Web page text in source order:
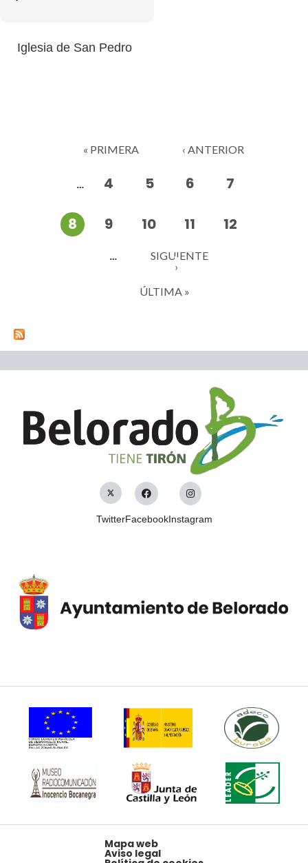
Iglesia de San Pedro
« PRIMERA ‹ ANTERIOR
… 4 5 6 7
8 9 10 11 12
…
SIGUIENTE
›
ÚLTIMA »
TwitterFacebookInstagram
Mapa web
Aviso legal